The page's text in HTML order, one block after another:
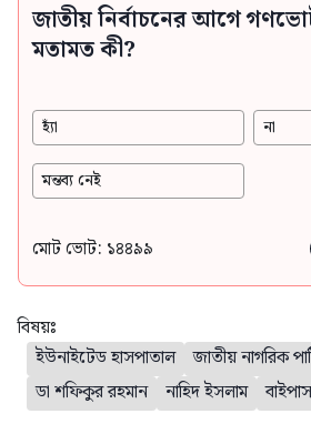
জাতীয় নির্বাচনের আগে
মতামত কী?
হ্যাঁ না
মন্তব্য নেই
মোট ভোট: ১৪৪৯৯
বিষয়ঃ
ইউনাইটেড হাসপাতাল
জাতীয় নাগরিক
ডা শফিকুর রহমান
নাহিদ ইসলাম